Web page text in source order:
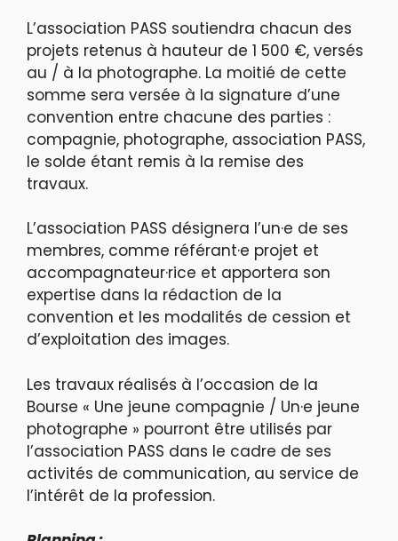
L’association PASS soutiendra chacun des
projets retenus à hauteur de 1 500 €, versés
au / à la photographe. La moitié de cette
somme sera versée à la signature d’une
convention entre chacune des parties :
compagnie, photographe, association PASS,
le solde étant remis à la remise des
travaux.
L’association PASS désignera l’un·e de ses
membres, comme référant·e projet et
accompagnateur·rice et apportera son
expertise dans la rédaction de la
convention et les modalités de cession et
d’exploitation des images.
Les travaux réalisés à l’occasion de la
Bourse « Une jeune compagnie / Un·e jeune
photographe » pourront être utilisés par
l’association PASS dans le cadre de ses
activités de communication, au service de
l’intérêt de la profession.